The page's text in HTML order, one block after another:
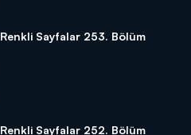
Renkli Sayfalar 253. Bölüm
Renkli Sayfalar 252. Bölüm